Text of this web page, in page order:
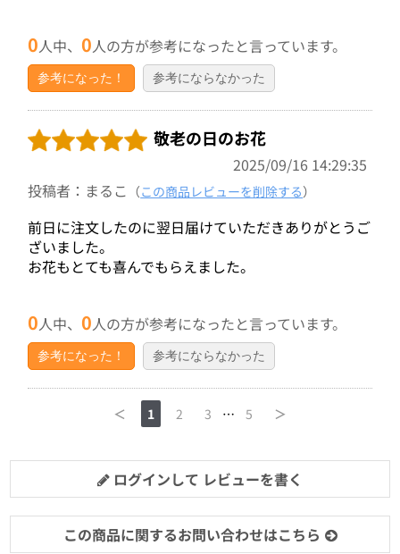
0人中、0人の方が参考になったと言っています。
参考になった！ 参考にならなかった
敬老の日のお花
2025/09/16 14:29:35
投稿者：まるこ （この商品レビューを削除する）
前日に注文したのに翌日届けていただきありがとうご
ざいました。
お花もとても喜んでもらえました。
0人中、0人の方が参考になったと言っています。
参考になった！ 参考にならなかった
＜ 1 2 3 … 5 ＞
ログインして レビューを書く
この商品に関するお問い合わせはこちら